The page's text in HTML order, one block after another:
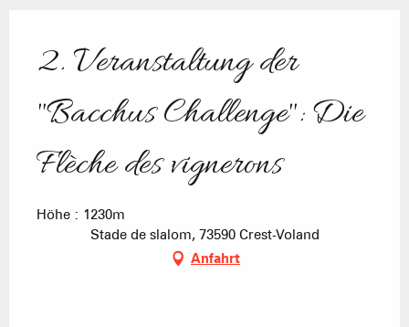
2. Veranstaltung der
"Bacchus Challenge": Die
Flèche des vignerons
Höhe : 1230m
Stade de slalom, 73590 Crest-Voland
Anfahrt